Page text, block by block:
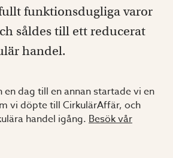
funktionsdugliga varor
såldes till ett reducerat
handel.
en dag till en annan startade vi en
vi döpte till CirkulärAffär, och
handel igång. Besök vår